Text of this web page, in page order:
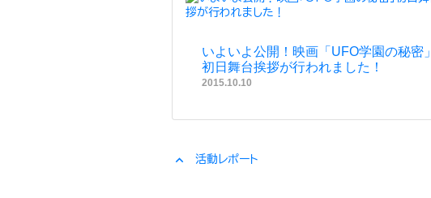
いよいよ公開！映画「UFO学園の秘密」
初日舞台挨拶が行われました！
2015.10.10
expand_less 活動レポート